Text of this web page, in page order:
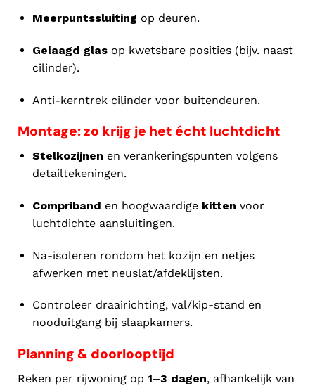
Meerpuntssluiting op deuren.
Gelaagd glasop kwetsbare posities (bijv. naast
cilinder).
Anti-kerntrek cilinder voor buitendeuren.
Montage: zo krijg je het écht luchtdicht
Stelkozijnen en verankeringspunten volgens
detailtekeningen.
Compriband en hoogwaardige kitten voor
luchtdichte aansluitingen.
Na-isoleren rondom het kozijn en netjes
afwerken met neuslat/afdeklijsten.
Controleer draairichting, val/kip-stand en
nooduitgang bij slaapkamers.
Planning & doorlooptijd
Reken per rijwoning op 1–3 dagen, afhankelijk van